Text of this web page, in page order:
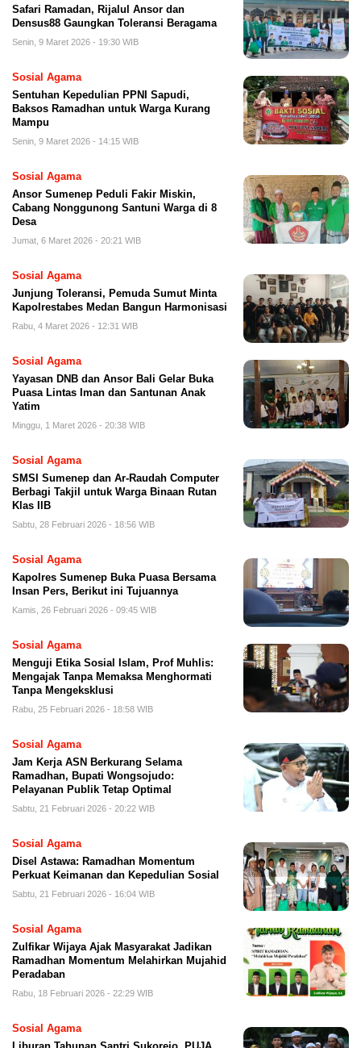
Safari Ramadan, Rijalul Ansor dan
Densus88 Gaungkan Toleransi Beragama
Senin, 9 Maret 2026 - 19:30 WIB
Sosial Agama
Sentuhan Kepedulian PPNI Sapudi,
Baksos Ramadhan untuk Warga Kurang
Mampu
Senin, 9 Maret 2026 - 14:15 WIB
Sosial Agama
Ansor Sumenep Peduli Fakir Miskin,
Cabang Nonggunong Santuni Warga di 8
Desa
Jumat, 6 Maret 2026 - 20:21 WIB
Sosial Agama
Junjung Toleransi, Pemuda Sumut Minta
Kapolrestabes Medan Bangun Harmonisasi
Rabu, 4 Maret 2026 - 12:31 WIB
Sosial Agama
Yayasan DNB dan Ansor Bali Gelar Buka
Puasa Lintas Iman dan Santunan Anak
Yatim
Minggu, 1 Maret 2026 - 20:38 WIB
Sosial Agama
SMSI Sumenep dan Ar-Raudah Computer
Berbagi Takjil untuk Warga Binaan Rutan
Klas IIB
Sabtu, 28 Februari 2026 - 18:56 WIB
Sosial Agama
Kapolres Sumenep Buka Puasa Bersama
Insan Pers, Berikut ini Tujuannya
Kamis, 26 Februari 2026 - 09:45 WIB
Sosial Agama
Menguji Etika Sosial Islam, Prof Muhlis:
Mengajak Tanpa Memaksa Menghormati
Tanpa Mengeksklusi
Rabu, 25 Februari 2026 - 18:58 WIB
Sosial Agama
Jam Kerja ASN Berkurang Selama
Ramadhan, Bupati Wongsojudo:
Pelayanan Publik Tetap Optimal
Sabtu, 21 Februari 2026 - 20:22 WIB
Sosial Agama
Disel Astawa: Ramadhan Momentum
Perkuat Keimanan dan Kepedulian Sosial
Sabtu, 21 Februari 2026 - 16:04 WIB
Sosial Agama
Zulfikar Wijaya Ajak Masyarakat Jadikan
Ramadhan Momentum Melahirkan Mujahid
Peradaban
Rabu, 18 Februari 2026 - 22:29 WIB
Sosial Agama